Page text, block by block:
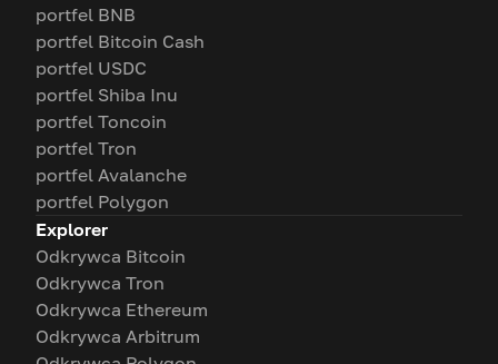
portfel BNB
portfel Bitcoin Cash
portfel USDC
portfel Shiba Inu
portfel Toncoin
portfel Tron
portfel Avalanche
portfel Polygon
Explorer
Odkrywca Bitcoin
Odkrywca Tron
Odkrywca Ethereum
Odkrywca Arbitrum